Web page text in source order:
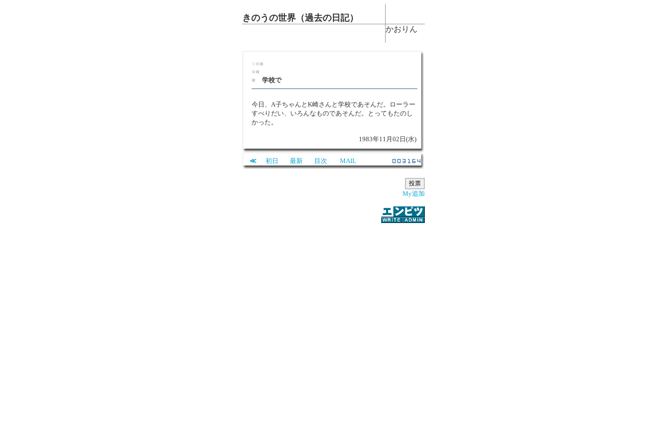
きのうの世界（過去の日記）
かおりん
■■
■■
■
学校で
今日、A子ちゃんとK崎さんと学校であそんだ。ローラー
すべりだい、いろんなものであそんだ。とってもたのし
かった。
1983年11月02日(水)
≪ 初日 最新 目次 MAIL
My追加